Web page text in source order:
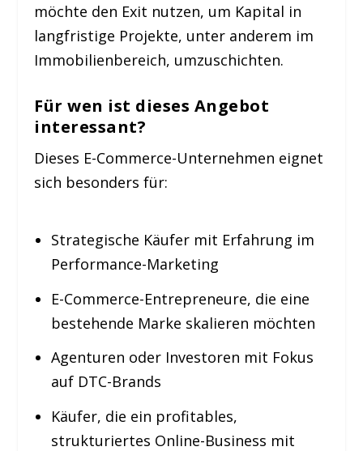
möchte den Exit nutzen, um Kapital in
langfristige Projekte, unter anderem im
Immobilienbereich, umzuschichten.
Für wen ist dieses Angebot
interessant?
Dieses E-Commerce-Unternehmen eignet
sich besonders für:
Strategische Käufer mit Erfahrung im
Performance-Marketing
E-Commerce-Entrepreneure, die eine
bestehende Marke skalieren möchten
Agenturen oder Investoren mit Fokus
auf DTC-Brands
Käufer, die ein profitables,
strukturiertes Online-Business mit